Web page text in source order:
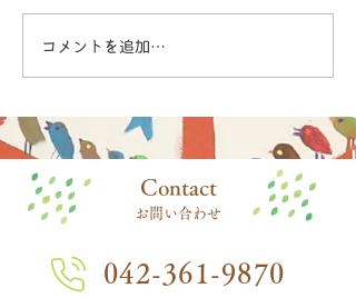
コメントを追加…
​Contact
お問い合わせ
042-361-9870